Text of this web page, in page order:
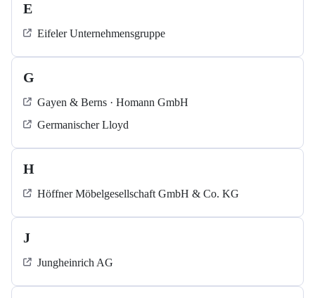
E
Eifeler Unternehmensgruppe
G
Gayen & Berns · Homann GmbH
Germanischer Lloyd
H
Höffner Möbelgesellschaft GmbH & Co. KG
J
Jungheinrich AG